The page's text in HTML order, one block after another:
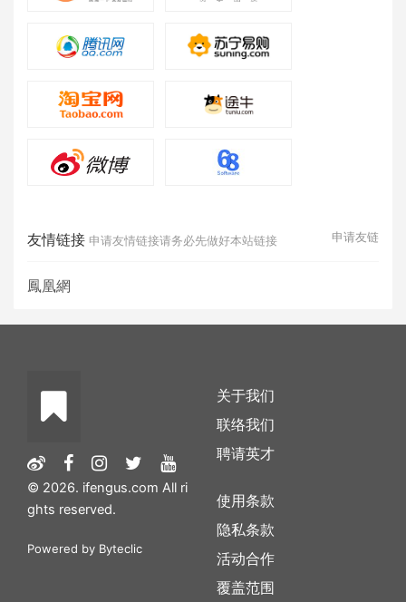
友情链接 申请友情链接请务必先做好本站链接 申请友链
鳳凰網
© 2026. ifengus.com All ri
ghts reserved.
Powered by Byteclic
关于我们
联络我们
聘请英才
使用条款
隐私条款
活动合作
覆盖范围